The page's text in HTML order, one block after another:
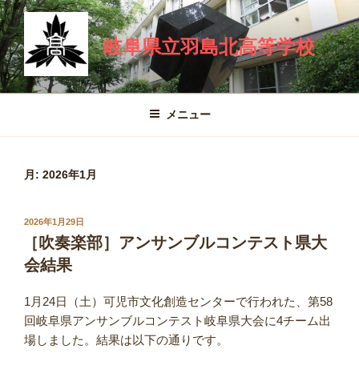
コ
ン
テ
ン
ツ
岐阜県立羽島北高等学校
メニュー
月: 2026年1月
投
日:
2026年1月29日
［吹奏楽部］アンサンブルコンテスト県大
会結果
1月24日（土）可児市文化創造センターで行われた、第58
回岐阜県アンサンブルコンテスト岐阜県大会に4チーム出
場しました。結果は以下の通りです。